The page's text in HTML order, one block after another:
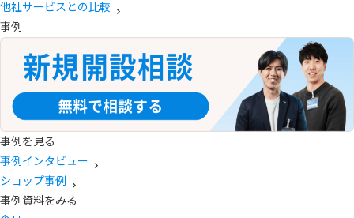
他社サービスとの比較
事例
事例を見る
事例インタビュー
ショップ事例
事例資料をみる